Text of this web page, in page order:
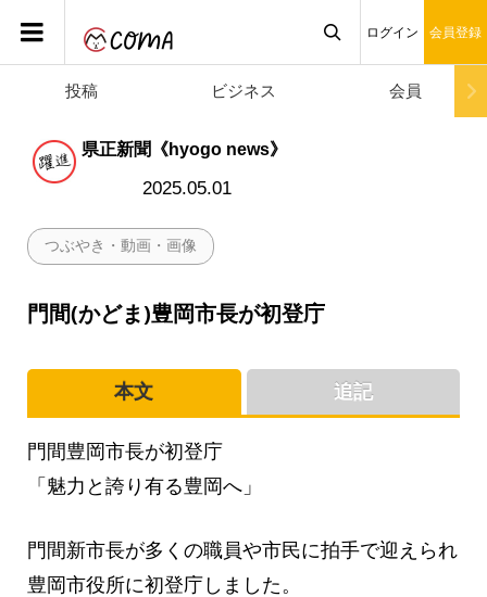
ログイン 会員登録
投稿 ビジネス 会員
県正新聞《hyogo news》
2025.05.01
つぶやき・動画・画像
門間(かどま)豊岡市長が初登庁
本文
門間豊岡市長が初登庁
「魅力と誇り有る豊岡へ」
門間新市長が多くの職員や市民に拍手で迎えられ
豊岡市役所に初登庁しました。
追記